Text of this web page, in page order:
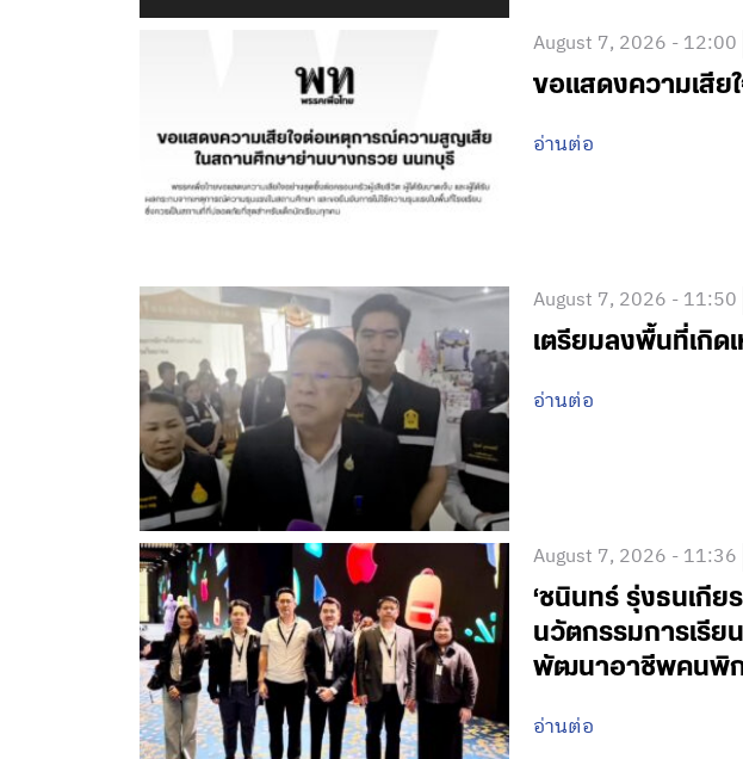
August 7, 2026 - 12:00
ขอแสดงความเสี
อ่านต่อ
August 7, 2026 - 11:50
เตรียมลงพื้นที่เกิด
อ่านต่อ
August 7, 2026 - 11:36
‘ชนินทร์ รุ่งธนเกีย
นวัตกรรมการเรีย
พัฒนาอาชีพคนพิ
อ่านต่อ